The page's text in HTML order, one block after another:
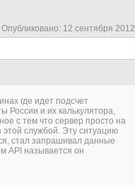
Опубликовано: 12 сентября 2012
где идет подсчет
России и их калькулятора,
с тем что сервер просто на
службой. Эту ситуацию
стал запрашивал данные
API называется он